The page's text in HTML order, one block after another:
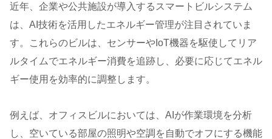
近年、企業や公共施設が導入するスマートビルシステム
は、AI技術を活用したエネルギー管理が注目されていま
す。これらのビルは、センサーやIoT機器を駆使してリア
ルタイムでエネルギー消費を追跡し、必要に応じてエネル
ギー使用を効率的に調整します。
例えば、オフィスビルにおいては、AIが作業環境を分析
し、空いている部屋の照明や空調を自動でオフにする機能